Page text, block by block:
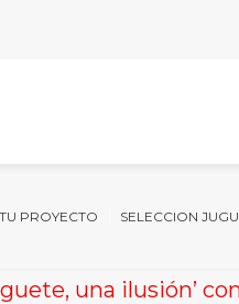
PROYECTO SELECCION
una ilusión’